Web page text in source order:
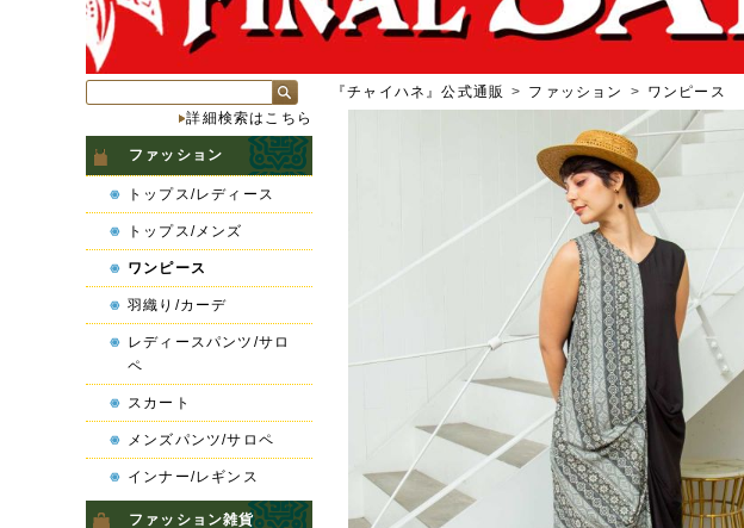
『チャイハネ』公式通販 > ファッション > ワンピース
詳細検索はこちら
ファッション
トップス/レディース
トップス/メンズ
ワンピース
羽織り/カーデ
レディースパンツ/サロ
ペ
スカート
メンズパンツ/サロペ
インナー/レギンス
ファッション雑貨